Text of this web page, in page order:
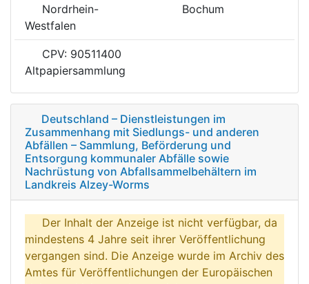
Nordrhein-
Westfalen
Bochum
CPV: 90511400
Altpapiersammlung
Deutschland – Dienstleistungen im
Zusammenhang mit Siedlungs- und anderen
Abfällen – Sammlung, Beförderung und
Entsorgung kommunaler Abfälle sowie
Nachrüstung von Abfallsammelbehältern im
Landkreis Alzey-Worms
Der Inhalt der Anzeige ist nicht verfügbar, da
mindestens 4 Jahre seit ihrer Veröffentlichung
vergangen sind. Die Anzeige wurde im Archiv des
Amtes für Veröffentlichungen der Europäischen